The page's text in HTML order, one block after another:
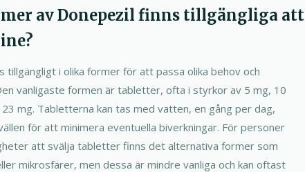
av Donepezil finns tillgängliga att
tillgängligt i olika former för att passa olika behov och
vanligaste formen är tabletter, ofta i styrkor av 5 mg, 10
23 mg. Tabletterna kan tas med vatten, en gång per dag,
för att minimera eventuella biverkningar. För personer
att svälja tabletter finns det alternativa former som
mikrosfärer, men dessa är mindre vanliga och kan oftast